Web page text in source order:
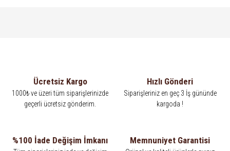
Ücretsiz Kargo
1000₺ ve üzeri tüm siparişlerinizde
geçerli ücretsiz gönderim.
Hızlı Gönderi
Siparişleriniz en geç 3 İş gününde
kargoda !
%100 İade Değişim İmkanı Memnuniyet Garantisi